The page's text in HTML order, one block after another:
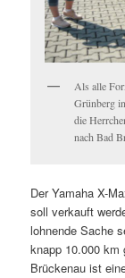
Als alle
Grünberg
die
nach Bad
Der Yamaha X-
soll verkauft
lohnende Sache
knapp 10.000 km
Brückenau ist